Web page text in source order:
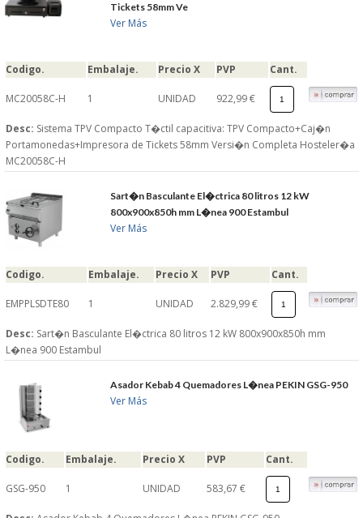
Tickets 58mm Ve
Ver Más
Codigo. Embalaje. Precio X PVP Cant.
MC20058C-H 1 UNIDAD 922,99 €
Desc: Sistema TPV Compacto T�ctil capacitiva: TPV Compacto+Caj�n
Portamonedas+Impresora de Tickets 58mm Versi�n Completa Hosteler�a
MC20058C-H
Sart�n Basculante El�ctrica 80 litros 12 kW
800x900x850h mm L�nea 900 Estambul
Ver Más
Codigo. Embalaje. Precio X PVP Cant.
EMPPLSDTE80 1 UNIDAD 2.829,99 €
Desc: Sart�n Basculante El�ctrica 80 litros 12 kW 800x900x850h mm
L�nea 900 Estambul
Asador Kebab 4 Quemadores L�nea PEKIN GSG-950
Ver Más
Codigo. Embalaje. Precio X PVP Cant.
GSG-950 1 UNIDAD 583,67 €